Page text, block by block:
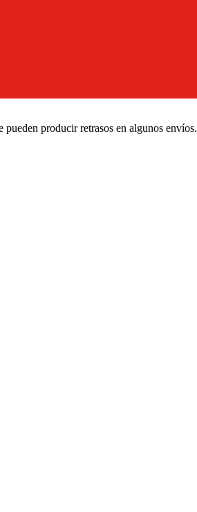
producir retrasos en algunos envíos.